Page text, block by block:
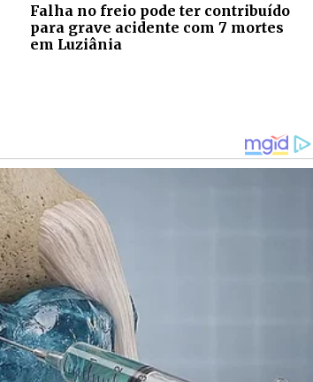
Falha no freio pode ter contribuído
para grave acidente com 7 mortes
em Luziânia